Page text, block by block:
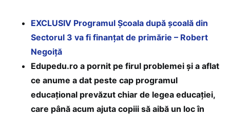
EXCLUSIV Programul Școala după școală din
Sectorul 3 va fi finanțat de primărie – Robert
Negoiță
Edupedu.ro a pornit pe firul problemei și a aflat
ce anume a dat peste cap programul
educațional prevăzut chiar de legea educației,
care până acum ajuta copiii să aibă un loc în